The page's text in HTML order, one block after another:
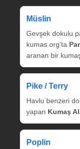
Müslin
Gevşek dokulu
kumas.org’ta
aranan bir
Pike / Terry
Havlu benzeri
yapan Kumaş
Poplin